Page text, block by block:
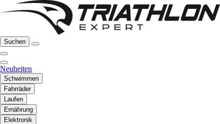
Suchen
Neuheiten
Schwimmen
Fahrräder
Laufen
Ernährung
Elektronik